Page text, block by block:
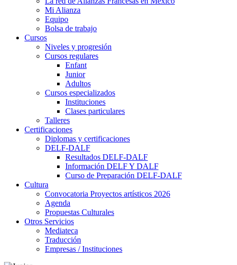
Mi Alianza
Equipo
Bolsa de trabajo
Cursos
Niveles y progresión
Cursos regulares
Enfant
Junior
Adultos
Cursos especializados
Instituciones
Clases particulares
Talleres
Certificaciones
Diplomas y certificaciones
DELF-DALF
Resultados DELF-DALF
Información DELF Y DALF
Curso de Preparación DELF-DALF
Cultura
Convocatoria Proyectos artísticos 2026
Agenda
Propuestas Culturales
Otros Servicios
Mediateca
Traducción
Empresas / Instituciones